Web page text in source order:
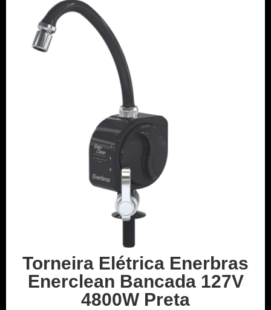
Torneira Elétrica Enerbras
Enerclean Bancada 127V
4800W Preta